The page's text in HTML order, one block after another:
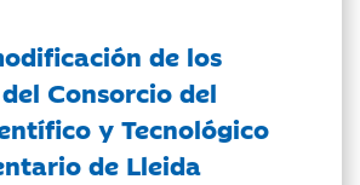
de los
Consorcio del
y Tecnológico
de Lleida